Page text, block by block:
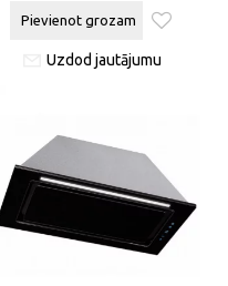
Pievienot grozam
Uzdod jautājumu